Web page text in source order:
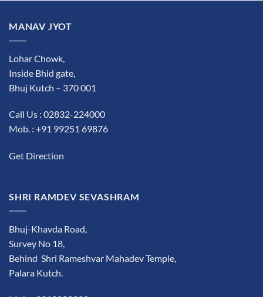
MANAV JYOT
Lohar Chowk,
Inside Bhid gate,
Bhuj Kutch – 370 001
Call Us : 02832-224000
Mob. : +91 99251 69876
Get Direction
SHRI RAMDEV SEVASHRAM
Bhuj-Khavda Road,
Survey No 18,
Behind Shri Rameshvar Mahadev Temple,
Palara Kutch.